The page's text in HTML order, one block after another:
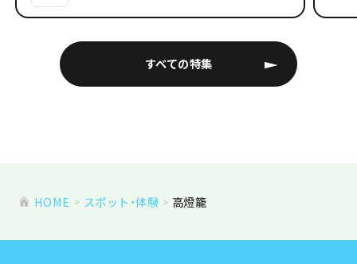
すべての特集
HOME スポット・体験 高燈籠